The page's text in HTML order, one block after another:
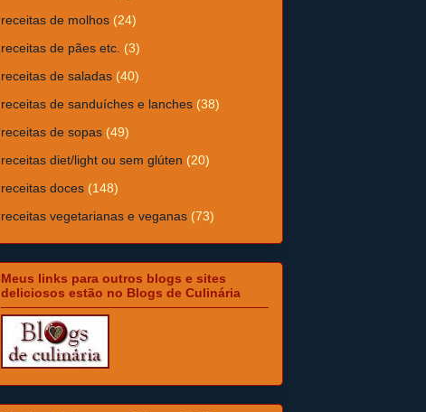
receitas de molhos (24)
receitas de pães etc. (3)
receitas de saladas (40)
receitas de sanduíches e lanches (38)
receitas de sopas (49)
receitas diet/light ou sem glúten (20)
receitas doces (148)
receitas vegetarianas e veganas (73)
Meus links para outros blogs e sites
deliciosos estão no Blogs de Culinária